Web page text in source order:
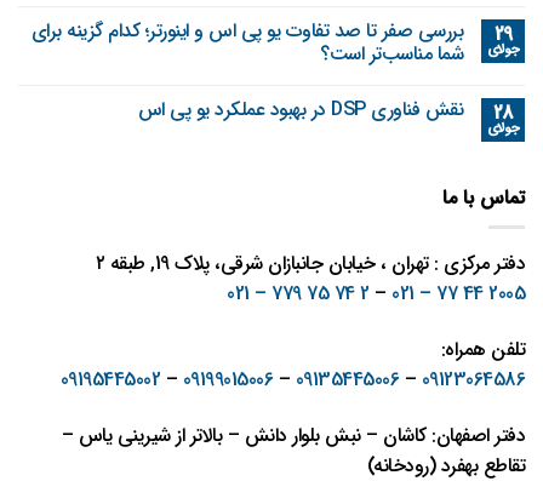
29
جولای
بررسی صفر تا صد تفاوت یو پی اس و اینورتر؛ کدام گزینه برای
شما مناسب‌تر است؟
28
جولای
نقش فناوری DSP در بهبود عملکرد یو پی اس
تماس با ما
دفتر مرکزی : تهران ، خیابان جانبازان شرقی، پلاک 19, طبقه ۲
2005 44 77 – 021
–
2 74 75 779 – 021
تلفن همراه:
09123064586
–
09135445006
–
09199015006
–
09195445002
دفتر اصفهان: کاشان – نبش بلوار دانش – بالاتر از شیرینی یاس –
تقاطع بهفرد (رودخانه)